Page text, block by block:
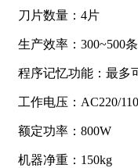
刀片数量：4片
生产效率：300~500
程序记忆功能：最多
工作电压：AC220/
额定功率：800W
机器净重：150kg